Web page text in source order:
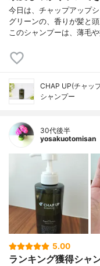
今日は、チャップアップ
グリーンの、香りが髪と
このシャンプーは、薄毛
CHAP UP(チャッ
シャンプー
30代後半
yosakuotomisan
5.00
ランキング獲得シャ